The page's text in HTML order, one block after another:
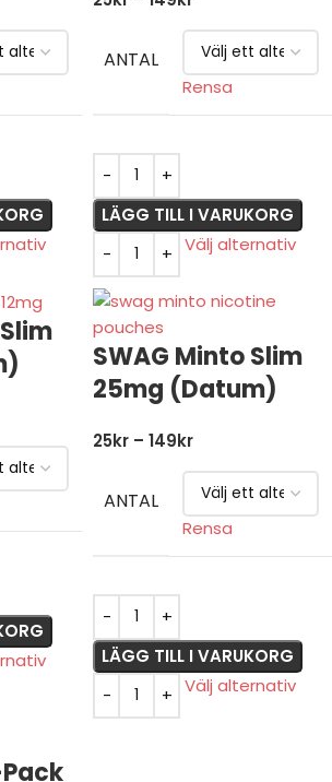
ANTAL
Rensa
LÄGG TILL I VARUKORG
Välj alternativ
SWAG Minto Slim
25mg (Datum)
25kr – 149kr
ANTAL
Rensa
LÄGG TILL I VARUKORG
Välj alternativ